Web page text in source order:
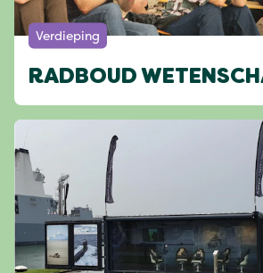
Verdieping
RADBOUD